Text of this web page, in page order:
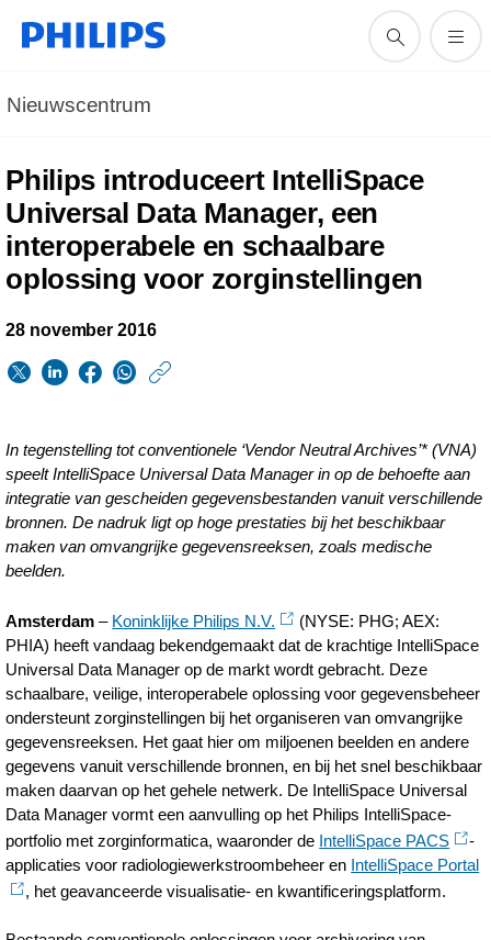
Nieuwscentrum
Philips introduceert IntelliSpace
Universal Data Manager, een
interoperabele en schaalbare
oplossing voor zorginstellingen
28 november 2016
philips-
introduceert-
intellispace-
universal-
manager-
een-
interoperabele-
en-
schaalbare-
oplossing-
voor-
In tegenstelling tot conventionele ‘Vendor Neutral Archives’* (VNA)
speelt IntelliSpace Universal Data Manager in op de behoefte aan
integratie van gescheiden gegevensbestanden vanuit verschillende
bronnen. De nadruk ligt op hoge prestaties bij het beschikbaar
maken van omvangrijke gegevensreeksen, zoals medische
beelden.
Amsterdam – Koninklijke Philips N.V.
(NYSE: PHG; AEX:
PHIA) heeft vandaag bekendgemaakt dat de krachtige IntelliSpace
Universal Data Manager op de markt wordt gebracht. Deze
schaalbare, veilige, interoperabele oplossing voor gegevensbeheer
ondersteunt zorginstellingen bij het organiseren van omvangrijke
gegevensreeksen. Het gaat hier om miljoenen beelden en andere
gegevens vanuit verschillende bronnen, en bij het snel beschikbaar
maken daarvan op het gehele netwerk. De IntelliSpace Universal
Data Manager vormt een aanvulling op het Philips IntelliSpace-
portfolio met zorginformatica, waaronder de IntelliSpace PACS
-
applicaties voor radiologiewerkstroombeheer en IntelliSpace Portal
, het geavanceerde visualisatie- en kwantificeringsplatform.